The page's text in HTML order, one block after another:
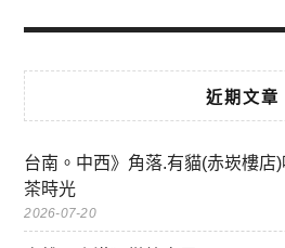
近期文章
台南。中西》角落.有貓(赤崁樓店
茶時光
2026-07-20